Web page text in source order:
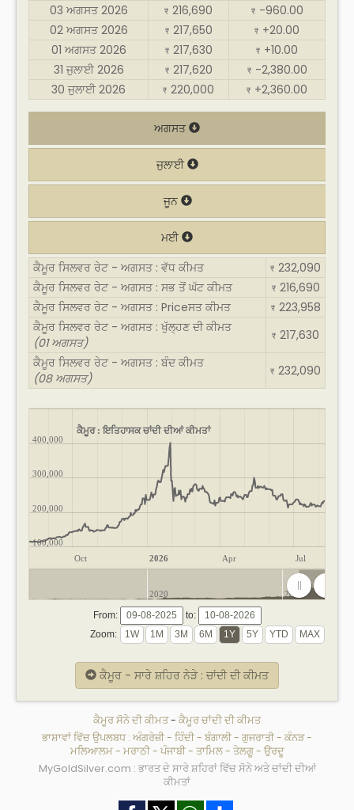
03 ਅਗਸਤ 2026
₹ 216,690 ₹ -960.00
02 ਅਗਸਤ 2026
₹ 217,650 ₹ +20.00
01 ਅਗਸਤ 2026
₹ 217,630 ₹ +10.00
31 ਜੁਲਾਈ 2026
₹ 217,620 ₹ -2,380.00
30 ਜੁਲਾਈ 2026
₹ 220,000 ₹ +2,360.00
ਅਗਸਤ
ਜੁਲਾਈ
ਜੂਨ
ਮਈ
ਕੈਮੂਰ ਸਿਲਵਰ ਰੇਟ - ਅਗਸਤ : ਵੱਧ ਕੀਮਤ
₹ 232,090
ਕੈਮੂਰ ਸਿਲਵਰ ਰੇਟ - ਅਗਸਤ : ਸਭ ਤੋਂ ਘੱਟ ਕੀਮਤ
₹ 216,690
ਕੈਮੂਰ ਸਿਲਵਰ ਰੇਟ - ਅਗਸਤ : Priceਸਤ ਕੀਮਤ
₹ 223,958
ਕੈਮੂਰ ਸਿਲਵਰ ਰੇਟ - ਅਗਸਤ : ਖੁੱਲ੍ਹਣ ਦੀ ਕੀਮਤ
(01 ਅਗਸਤ)
₹ 217,630
ਕੈਮੂਰ ਸਿਲਵਰ ਰੇਟ - ਅਗਸਤ : ਬੰਦ ਕੀਮਤ
(08 ਅਗਸਤ)
₹ 232,090
ਕੈਮੂਰ : ਇਤਿਹਾਸਕ ਚਾਂਦੀ ਦੀਆਂ ਕੀਮਤਾਂ
Oct 2026 Apr Jul
100,000
200,000
300,000
400,000
2020 2025
From:
to:
Zoom:
ਕੈਮੂਰ - ਸਾਰੇ ਸ਼ਹਿਰ ਨੇੜੇ : ਚਾਂਦੀ ਦੀ ਕੀਮਤ
ਕੈਮੂਰ ਸੋਨੇ ਦੀ ਕੀਮਤ- ਕੈਮੂਰ ਚਾਂਦੀ ਦੀ ਕੀਮਤ
ਭਾਸ਼ਾਵਾਂ ਵਿੱਚ ਉਪਲਬਧ : ਅੰਗਰੇਜ਼ੀ- ਹਿੰਦੀ- ਬੰਗਾਲੀ- ਗੁਜਰਾਤੀ- ਕੰਨੜ-
ਮਲਿਆਲਮ- ਮਰਾਠੀ- ਪੰਜਾਬੀ- ਤਾਮਿਲ- ਤੇਲਗੂ- ਉਰਦੂ
MyGoldSilver.com : ਭਾਰਤ ਦੇ ਸਾਰੇ ਸ਼ਹਿਰਾਂ ਵਿੱਚ ਸੋਨੇ ਅਤੇ ਚਾਂਦੀ ਦੀਆਂ
ਕੀਮਤਾਂ